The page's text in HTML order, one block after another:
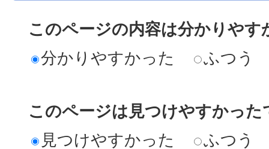
このページの内容は分かりやす
分かりやすかった
ふつう
このページは見つけやすかった
見つけやすかった
ふつう